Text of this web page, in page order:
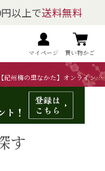
以上で送料無料
マイページ 買い物かご
価格帯から梅干し、梅酒、梅製品などの商品を探す｜【紀州梅の里なかた】オンラインショップ(2／2ページ)
す